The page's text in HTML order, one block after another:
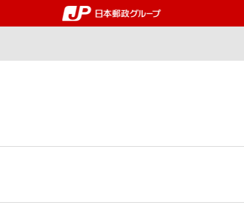
郵便局・日本郵政グルー